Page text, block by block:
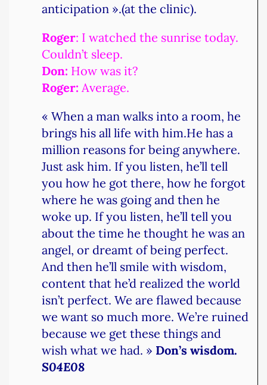
anticipation ».(at the clinic).
Roger: I watched the sunrise today.
Couldn’t sleep.
Don: How was it?
Roger: Average.
« When a man walks into a room, he
brings his all life with him.He has a
million reasons for being anywhere.
Just ask him. If you listen, he’ll tell
you how he got there, how he forgot
where he was going and then he
woke up. If you listen, he’ll tell you
about the time he thought he was an
angel, or dreamt of being perfect.
And then he’ll smile with wisdom,
content that he’d realized the world
isn’t perfect. We are flawed because
we want so much more. We’re ruined
because we get these things and
wish what we had. » Don’s wisdom.
S04E08